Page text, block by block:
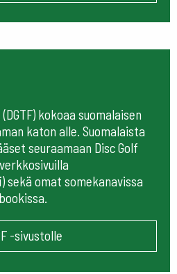
kokoaa suomalaisen
katon alle. Suomalaista
seuraamaan Disc Golf
sekä omat somekanavissa
-sivustolle